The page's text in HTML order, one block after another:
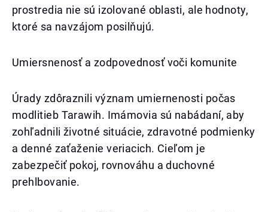
prostredia nie sú izolované oblasti, ale hodnoty,
ktoré sa navzájom posilňujú.
Umiersnenosť a zodpovednosť voči komunite
Úrady zdôraznili význam umiernenosti počas
modlitieb Tarawih. Imámovia sú nabádaní, aby
zohľadnili životné situácie, zdravotné podmienky
a denné zaťaženie veriacich. Cieľom je
zabezpečiť pokoj, rovnováhu a duchovné
prehlbovanie.